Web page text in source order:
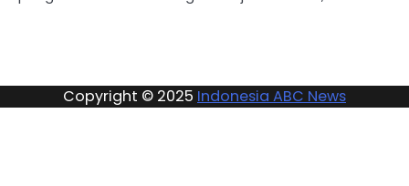
Copyright © 2025 Indonesia ABC News